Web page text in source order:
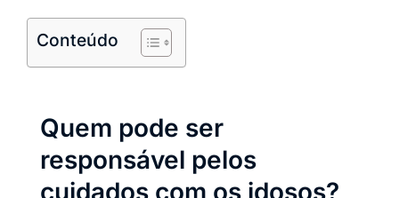
Conteúdo
Quem pode ser
responsável pelos